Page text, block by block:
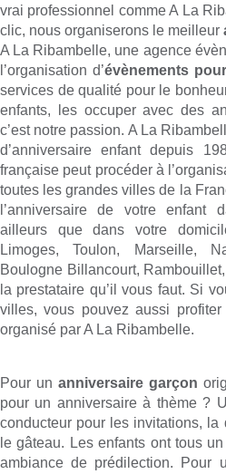
vrai professionnel comme A La
clic, nous organiserons le meilleur
A La Ribambelle, une agence
l’organisation d’évènements
services de qualité pour le
enfants, les occuper avec des
c’est notre passion. A La
d’anniversaire enfant depuis
française peut procéder à
toutes les grandes villes de la
l’anniversaire de votre enfant
ailleurs que dans votre
Limoges, Toulon, Marseille,
Boulogne Billancourt,
la prestataire qu’il vous faut. Si
villes, vous pouvez aussi profiter
organisé par A La Ribambelle.
Pour un anniversaire garçon
pour un anniversaire à thème ?
conducteur pour les invitations,
le gâteau. Les enfants ont tous
ambiance de prédilection. Pour